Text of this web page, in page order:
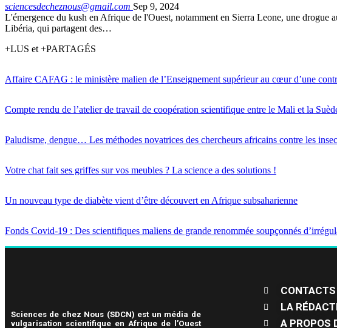
sciencesdecheznous@gmail.com Sep 9, 2024
L'émergence du kush en Afrique de l'Ouest, notamment en Sierra Leone, une drogue
Libéria, qui partagent des…
+LUS et +PARTAGÉS
Affaire CAFAG : le ministère malien de l’Enseignement supérieur au cœur d’une
Compte rendu de l’atelier de travail de coopération scientifique entre le Mali et la
Paludisme, dengue… Les méthodes novatrices des chercheurs africains contre les
Votre chat fait ses griffes sur vos meubles ? La science a des solutions !
Un nouveau type de diabète vient d’être découvert en Afrique subsaharienne
Fonds Covid-19 : Des scientifiques maliens de grande renommée soupçonnés
Sciences de chez Nous (SDCN) est un média de
vulgarisation scientifique en Afrique de l’Ouest
CONTACTS
LA
A PROPOS